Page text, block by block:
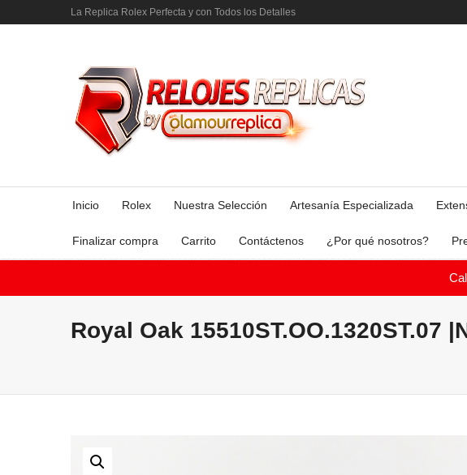
La Replica Rolex Perfecta y con Todos los Detalles
Inicio Rolex Nuestra Selección Artesanía Especializada
Finalizar compra Carrito Contáctenos ¿Por qué nosotros?
Royal Oak 15510ST.OO.1320ST.07